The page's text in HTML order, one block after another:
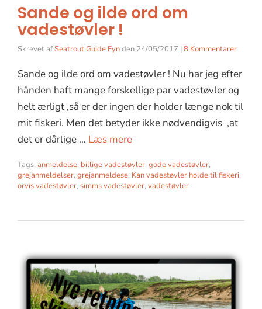
Sande og ilde ord om
vadestøvler !
Skrevet afSeatrout Guide Fynden 24/05/2017 |8 Kommentarer
Sande og ilde ord om vadestøvler ! Nu har jeg efter
hånden haft mange forskellige par vadestøvler og
helt ærligt ,så er der ingen der holder længe nok til
mit fiskeri. Men det betyder ikke nødvendigvis ,at
det er dårlige … Læs mere
Tags: anmeldelse, billige vadestøvler, gode vadestøvler,
grejanmeldelser, grejanmeldese, Kan vadestøvler holde til fiskeri,
orvis vadestøvler, simms vadestøvler, vadestøvler